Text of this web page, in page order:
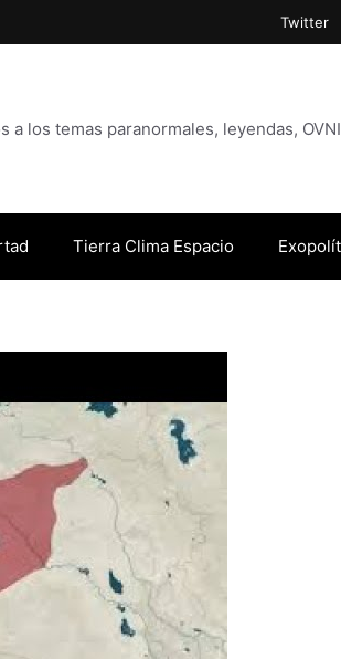
Twitter
a los temas paranormales, leyendas,
Tierra Clima Espacio